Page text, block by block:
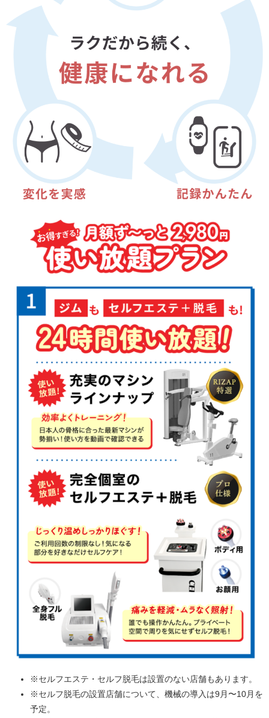
※セルフエステ・セルフ脱毛は設置のない店舗もあります。
※セルフ脱毛の設置店舗について、機械の導入は9月〜10月を
予定。